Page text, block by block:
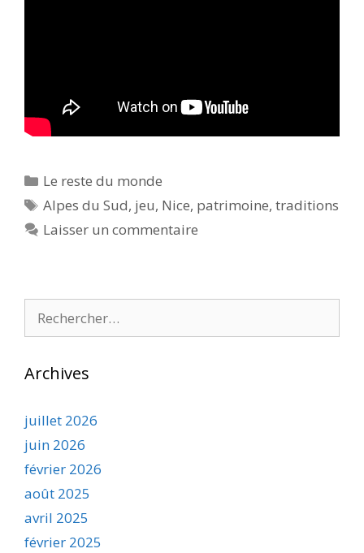
Catégories
Le reste du monde
Étiquettes
Alpes du Sud, jeu, Nice, patrimoine,traditions
Laisser un commentaire
Archives
juillet 2026
juin 2026
février 2026
août 2025
avril 2025
février 2025